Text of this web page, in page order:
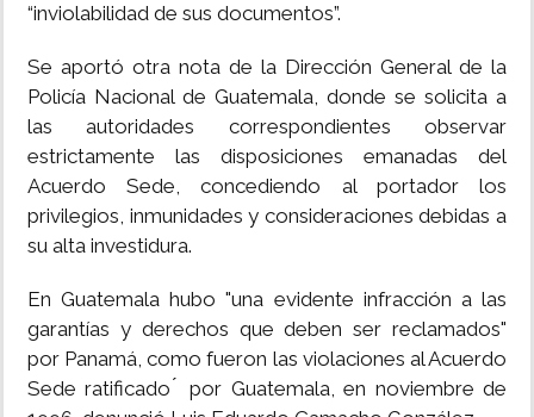
“inviolabilidad de sus documentos”.
Se aportó otra nota de la Dirección General de la
Policía Nacional de Guatemala, donde se solicita a
las autoridades correspondientes observar
estrictamente las disposiciones emanadas del
Acuerdo Sede, concediendo al portador los
privilegios, inmunidades y consideraciones debidas a
su alta investidura.
En Guatemala hubo "una evidente infracción a las
garantías y derechos que deben ser reclamados"
por Panamá, como fueron las violaciones al Acuerdo
Sede ratificado ́ por Guatemala, en noviembre de